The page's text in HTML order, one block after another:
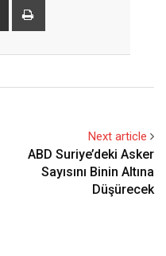
Share
Next article
ABD Suriye’deki Asker
Sayısını Binin Altına
Düşürecek